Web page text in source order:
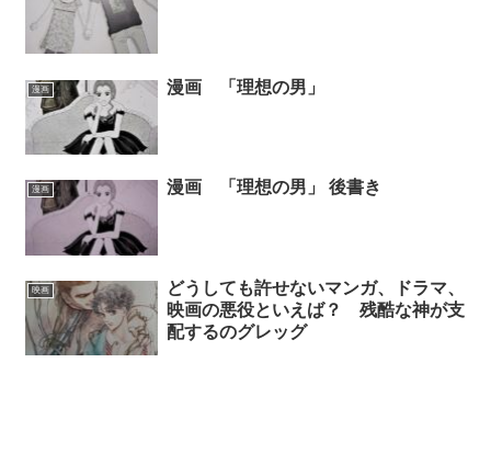
漫画 漫画 「理想の男」
漫画 漫画 「理想の男」 後書き
映画
どうしても許せないマンガ、ドラマ、
映画の悪役といえば？ 残酷な神が支
配するのグレッグ